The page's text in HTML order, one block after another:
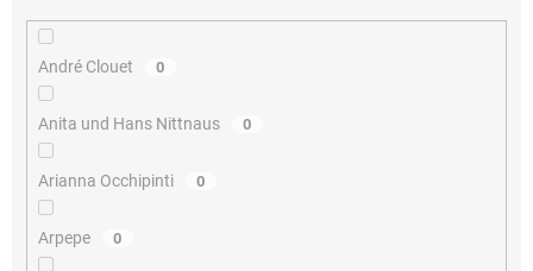
André Clouet 0
Anita und Hans Nittnaus 0
Arianna Occhipinti 0
Arpepe 0